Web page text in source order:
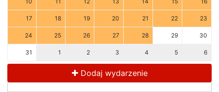
17 18 19 20 21 22 23
24 25 26 27 28 29 30
31 1 2 3 4 5 6
Dodaj wydarzenie